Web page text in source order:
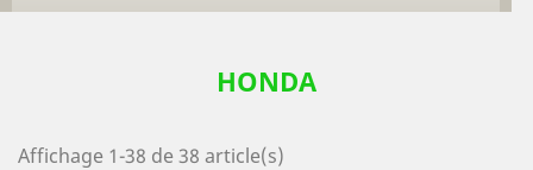
HONDA
Affichage 1-38 de 38 article(s)